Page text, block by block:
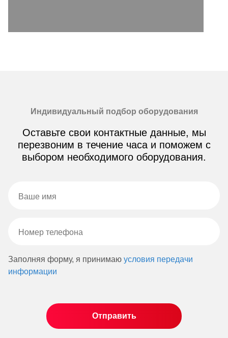
Индивидуальный подбор оборудования
Оставьте свои контактные данные, мы
перезвоним в течение часа и поможем с
выбором необходимого оборудования.
Заполняя форму, я принимаю условия передачи
информации